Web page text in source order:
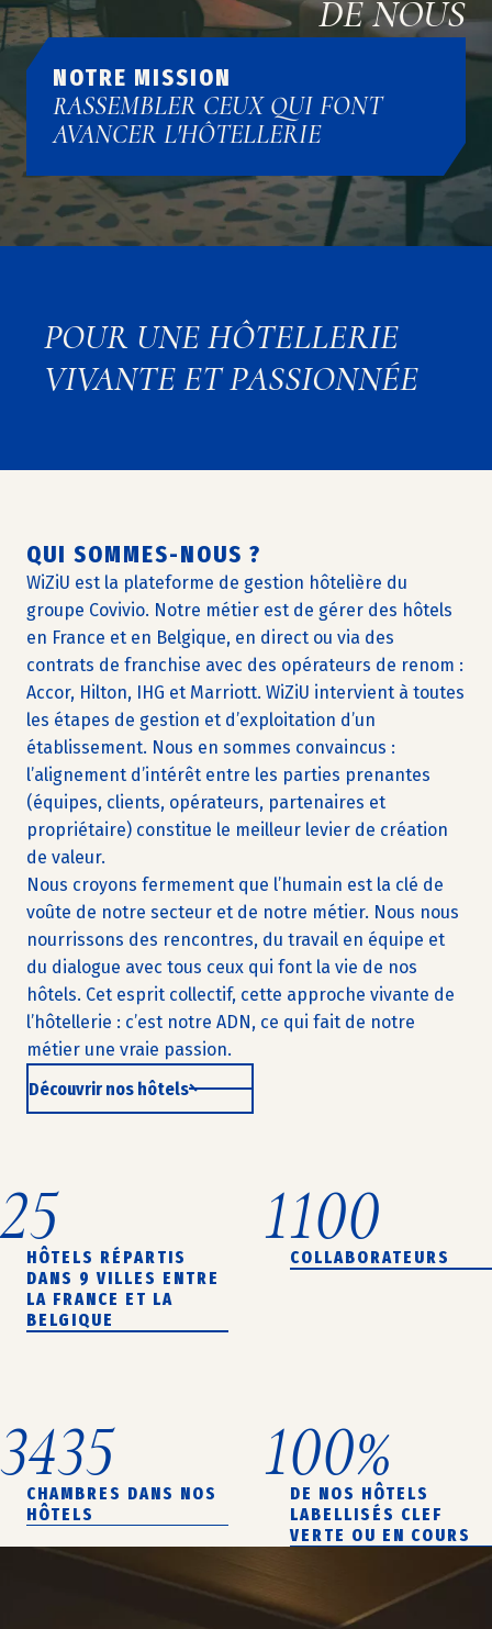
DE NOUS
NOTRE MISSION
RASSEMBLER CEUX QUI FONT
AVANCER L'HÔTELLERIE
QUI SOMMES-NOUS ?
WiZiU est la plateforme de gestion hôtelière du
groupe Covivio. Notre métier est de gérer des hôtels
en France et en Belgique, en direct ou via des
contrats de franchise avec des opérateurs de renom :
Accor, Hilton, IHG et Marriott. WiZiU intervient à toutes
les étapes de gestion et d’exploitation d’un
établissement. Nous en sommes convaincus :
l’alignement d’intérêt entre les parties prenantes
(équipes, clients, opérateurs, partenaires et
propriétaire) constitue le meilleur levier de création
de valeur.
Nous croyons fermement que l’humain est la clé de
voûte de notre secteur et de notre métier. Nous nous
nourrissons des rencontres, du travail en équipe et
du dialogue avec tous ceux qui font la vie de nos
hôtels. Cet esprit collectif, cette approche vivante de
l’hôtellerie : c’est notre ADN, ce qui fait de notre
métier une vraie passion.
Découvrir nos hôtels
POUR UNE HÔTELLERIE
VIVANTE ET PASSIONNÉE
25HÔTELS RÉPARTIS
DANS 9 VILLES ENTRE
LA FRANCE ET LA
BELGIQUE
1100
COLLABORATEURS
3435
CHAMBRES DANS NOS
HÔTELS
100%
DE NOS HÔTELS
LABELLISÉS CLEF
VERTE OU EN COURS